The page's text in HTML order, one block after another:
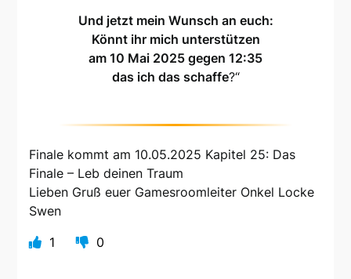
Und jetzt mein Wunsch an euch:
Könnt ihr mich unterstützen
am 10 Mai 2025 gegen 12:35
das ich das schaffe?“
Finale kommt am 10.05.2025 Kapitel 25: Das
Finale – Leb deinen Traum
Lieben Gruß euer Gamesroomleiter Onkel Locke
Swen
1
0